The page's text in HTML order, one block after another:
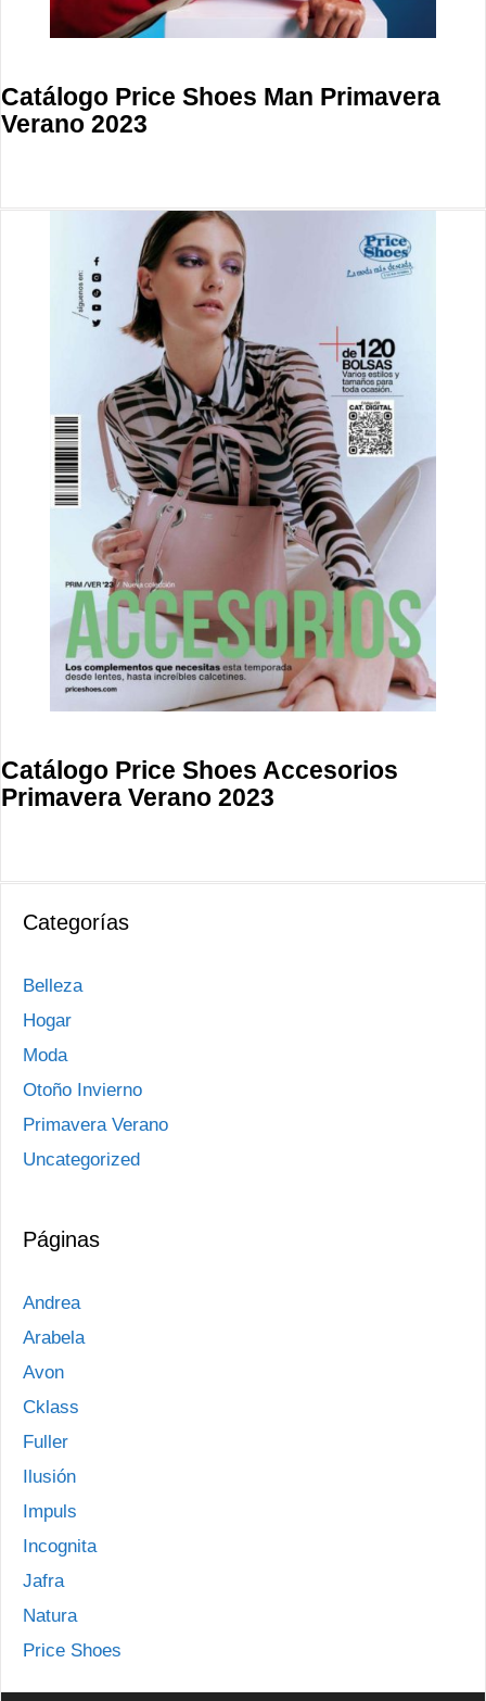
Catálogo Price Shoes Man Primavera
Verano 2023
Catálogo Price Shoes Accesorios
Primavera Verano 2023
Categorías
Belleza
Hogar
Moda
Otoño Invierno
Primavera Verano
Uncategorized
Páginas
Andrea
Arabela
Avon
Cklass
Fuller
Ilusión
Impuls
Incognita
Jafra
Natura
Price Shoes